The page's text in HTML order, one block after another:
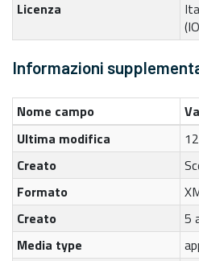
Licenza
Informazioni
Nome campo
Ultima modifica
Creato
Formato
Creato
5
Media type